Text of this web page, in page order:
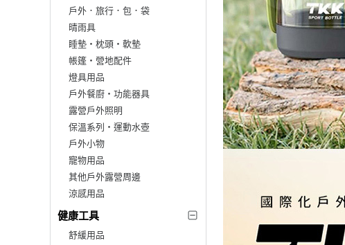
戶外．旅行．包．袋
晴雨具
睡墊‧枕頭‧軟墊
帳篷‧營地配件
燈具用品
戶外餐廚‧功能器具
露營戶外照明
保溫系列‧運動水壺
戶外小物
寵物用品
其他戶外露營周邊
涼感用品
健康工具
舒緩用品